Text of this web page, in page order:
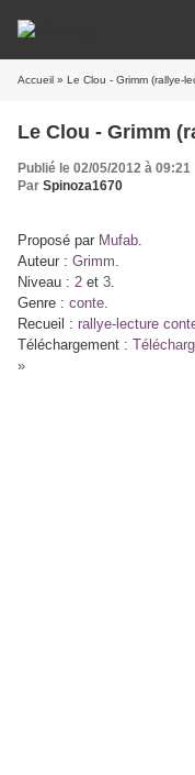
Accueil » Le Clou - Grimm (rallye-
Le Clou - Grimm
Publié le 02/05/2012 à 09:21
Par Spinoza1670
Proposé par Mufab.
Auteur : Grimm.
Niveau : 2 et 3.
Genre : conte.
Recueil : rallye-lecture
Téléchargement :
»